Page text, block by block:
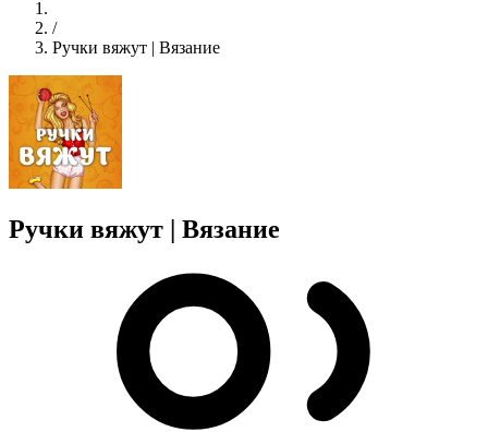
/
Ручки вяжут | Вязание
Ручки вяжут | Вязание